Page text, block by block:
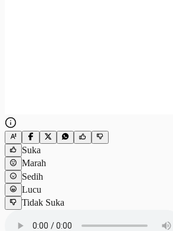
Suka
Marah
Sedih
Lucu
Tidak Suka